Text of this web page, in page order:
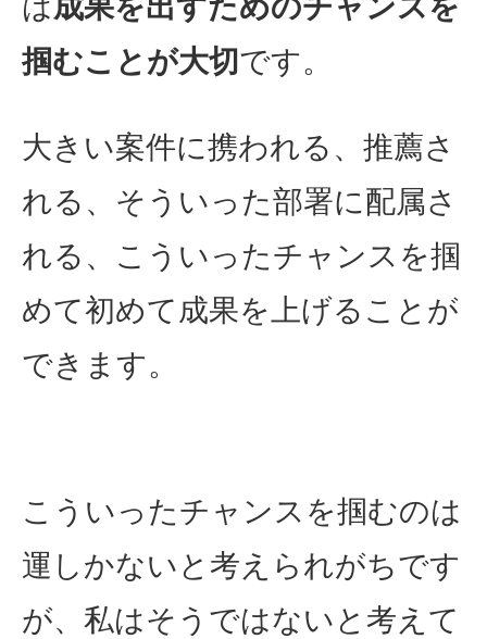
は成果を出すためのチャンスを
掴むことが大切です。
大きい案件に携われる、推薦さ
れる、そういった部署に配属さ
れる、こういったチャンスを掴
めて初めて成果を上げることが
できます。
こういったチャンスを掴むのは
運しかないと考えられがちです
が、私はそうではないと考えて